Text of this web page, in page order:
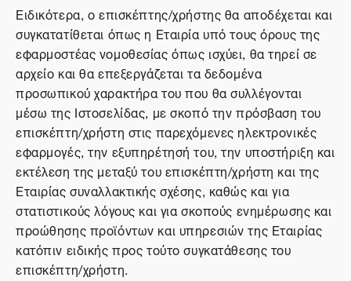
Ειδικότερα, ο επισκέπτης/χρήστης θα αποδέχεται και
συγκατατίθεται όπως η Εταιρία υπό τους όρους της
εφαρμοστέας νομοθεσίας όπως ισχύει, θα τηρεί σε
αρχείο και θα επεξεργάζεται τα δεδομένα
προσωπικού χαρακτήρα του που θα συλλέγονται
μέσω της Ιστοσελίδας, με σκοπό την πρόσβαση του
επισκέπτη/χρήστη στις παρεχόμενες ηλεκτρονικές
εφαρμογές, την εξυπηρέτησή του, την υποστήριξη και
εκτέλεση της μεταξύ του επισκέπτη/χρήστη και της
Εταιρίας συναλλακτικής σχέσης, καθώς και για
στατιστικούς λόγους και για σκοπούς ενημέρωσης και
προώθησης προϊόντων και υπηρεσιών της Εταιρίας
κατόπιν ειδικής προς τούτο συγκατάθεσης του
επισκέπτη/χρήστη.